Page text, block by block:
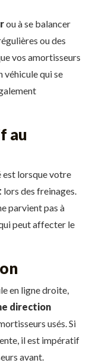
ou à se balancer
ou des
vos amortisseurs
véhicule qui se
au
est lorsque votre
lors des freinages.
parvient pas à
peut affecter le
en ligne droite,
direction
usés. Si
il est impératif
avant.